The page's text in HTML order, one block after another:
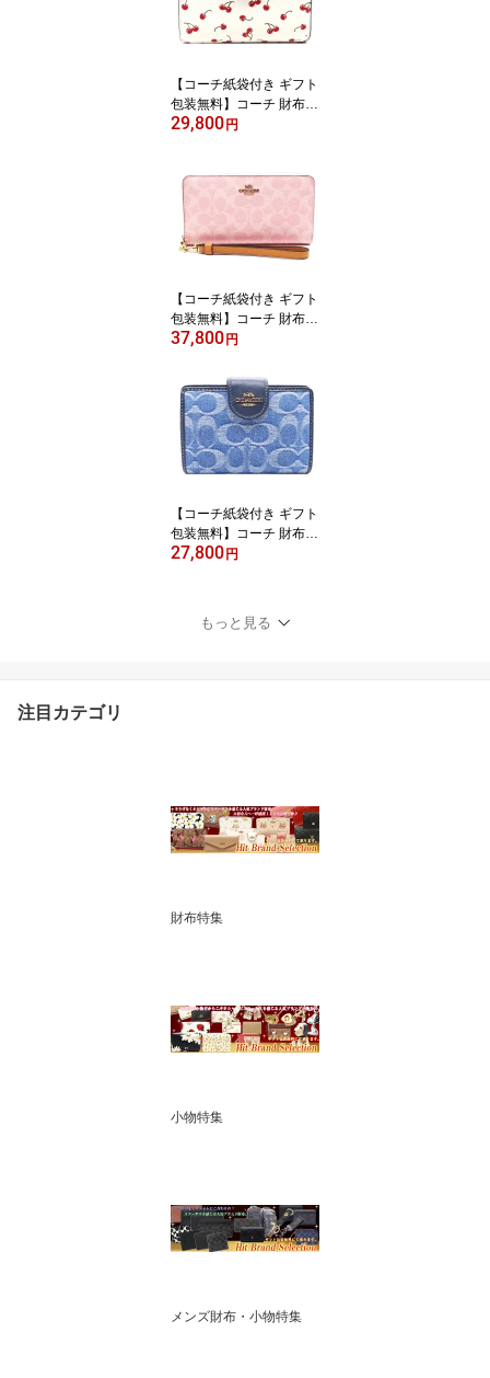
【新作 新品 限定モデ
ル】【COACH コーチ】
【サイフ さいふ】【楽ギ
取対応商品】
【コーチ紙袋付き ギフト
包装無料】コーチ 財布 C
OACH チェリープリント
【新作 新品 限定モデ
ル】【COACH コーチ ブ
ランド サイフ】【サイフ
さいふ】【楽ギフ_包
装】【コンビニ受取対応
29,800 円
【コーチ紙袋付き ギフト
包装無料】コーチ 財布 C
OACH 長財布 シグネチ
布 CEC-20 CW-778 IMP
O ピンク COACH ブラン
ド サイフ【新作 新品 限
定モデル】【COACH コ
ーチ】【サイフ さいふ】
【楽ギフ_包装】【コン
す楽】
37,800 円
【コーチ紙袋付き ギフト
包装無料】コーチ 財布 C
OACH デニム シグネチ
H【2026 新作 新品】【C
OACH コーチ】【サイフ
27,800 円
もっと見る
注目カテゴリ
財布特集
小物特集
メンズ財布・小物特集